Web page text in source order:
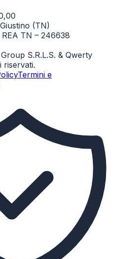
(TN)
TN – 246638
S.R.L.S. & Qwerty
riservati.
Termini e